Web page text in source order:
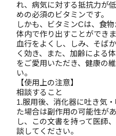
れ、病気に対する抵抗力が
めの必須のビタミンです。
しかも、ビタミンCは、食
体内で作り出すことができま
血行をよくし、しみ、そば
く効き、また、加齢による
をご愛用いただき、健康の
い。
【使用上の注意】
相談すること
1.服用後、消化器に吐き気
た場合は副作用の可能性が
し、この文書を持って医師
談してください。